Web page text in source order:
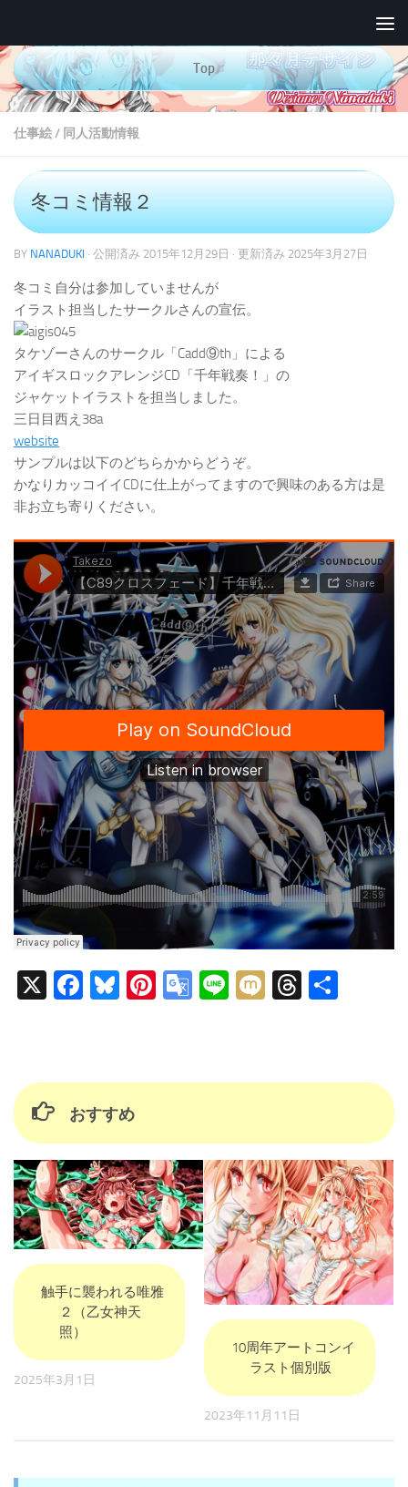
Top
仕事絵/ 同人活動情報
冬コミ情報２
BY NANADUKI · 公開済み 2015年12月29日 · 更新済み 2025年3月27日
冬コミ自分は参加していませんが
イラスト担当したサークルさんの宣伝。
タケゾーさんのサークル「Cadd⑨th」による
アイギスロックアレンジCD「千年戦奏！」の
ジャケットイラストを担当しました。
三日目西え38a
website
サンプルは以下のどちらかからどうぞ。
かなりカッコイイCDに仕上がってますので興味のある方は是
非お立ち寄りください。
X Facebook
Bluesky
Pinterest
Google
LineMixiThreads
おすすめ
触手に襲われる唯雅
２（乙女神天
照）
2025年3月1日
10周年アートコンイ
ラスト個別版
2023年11月11日